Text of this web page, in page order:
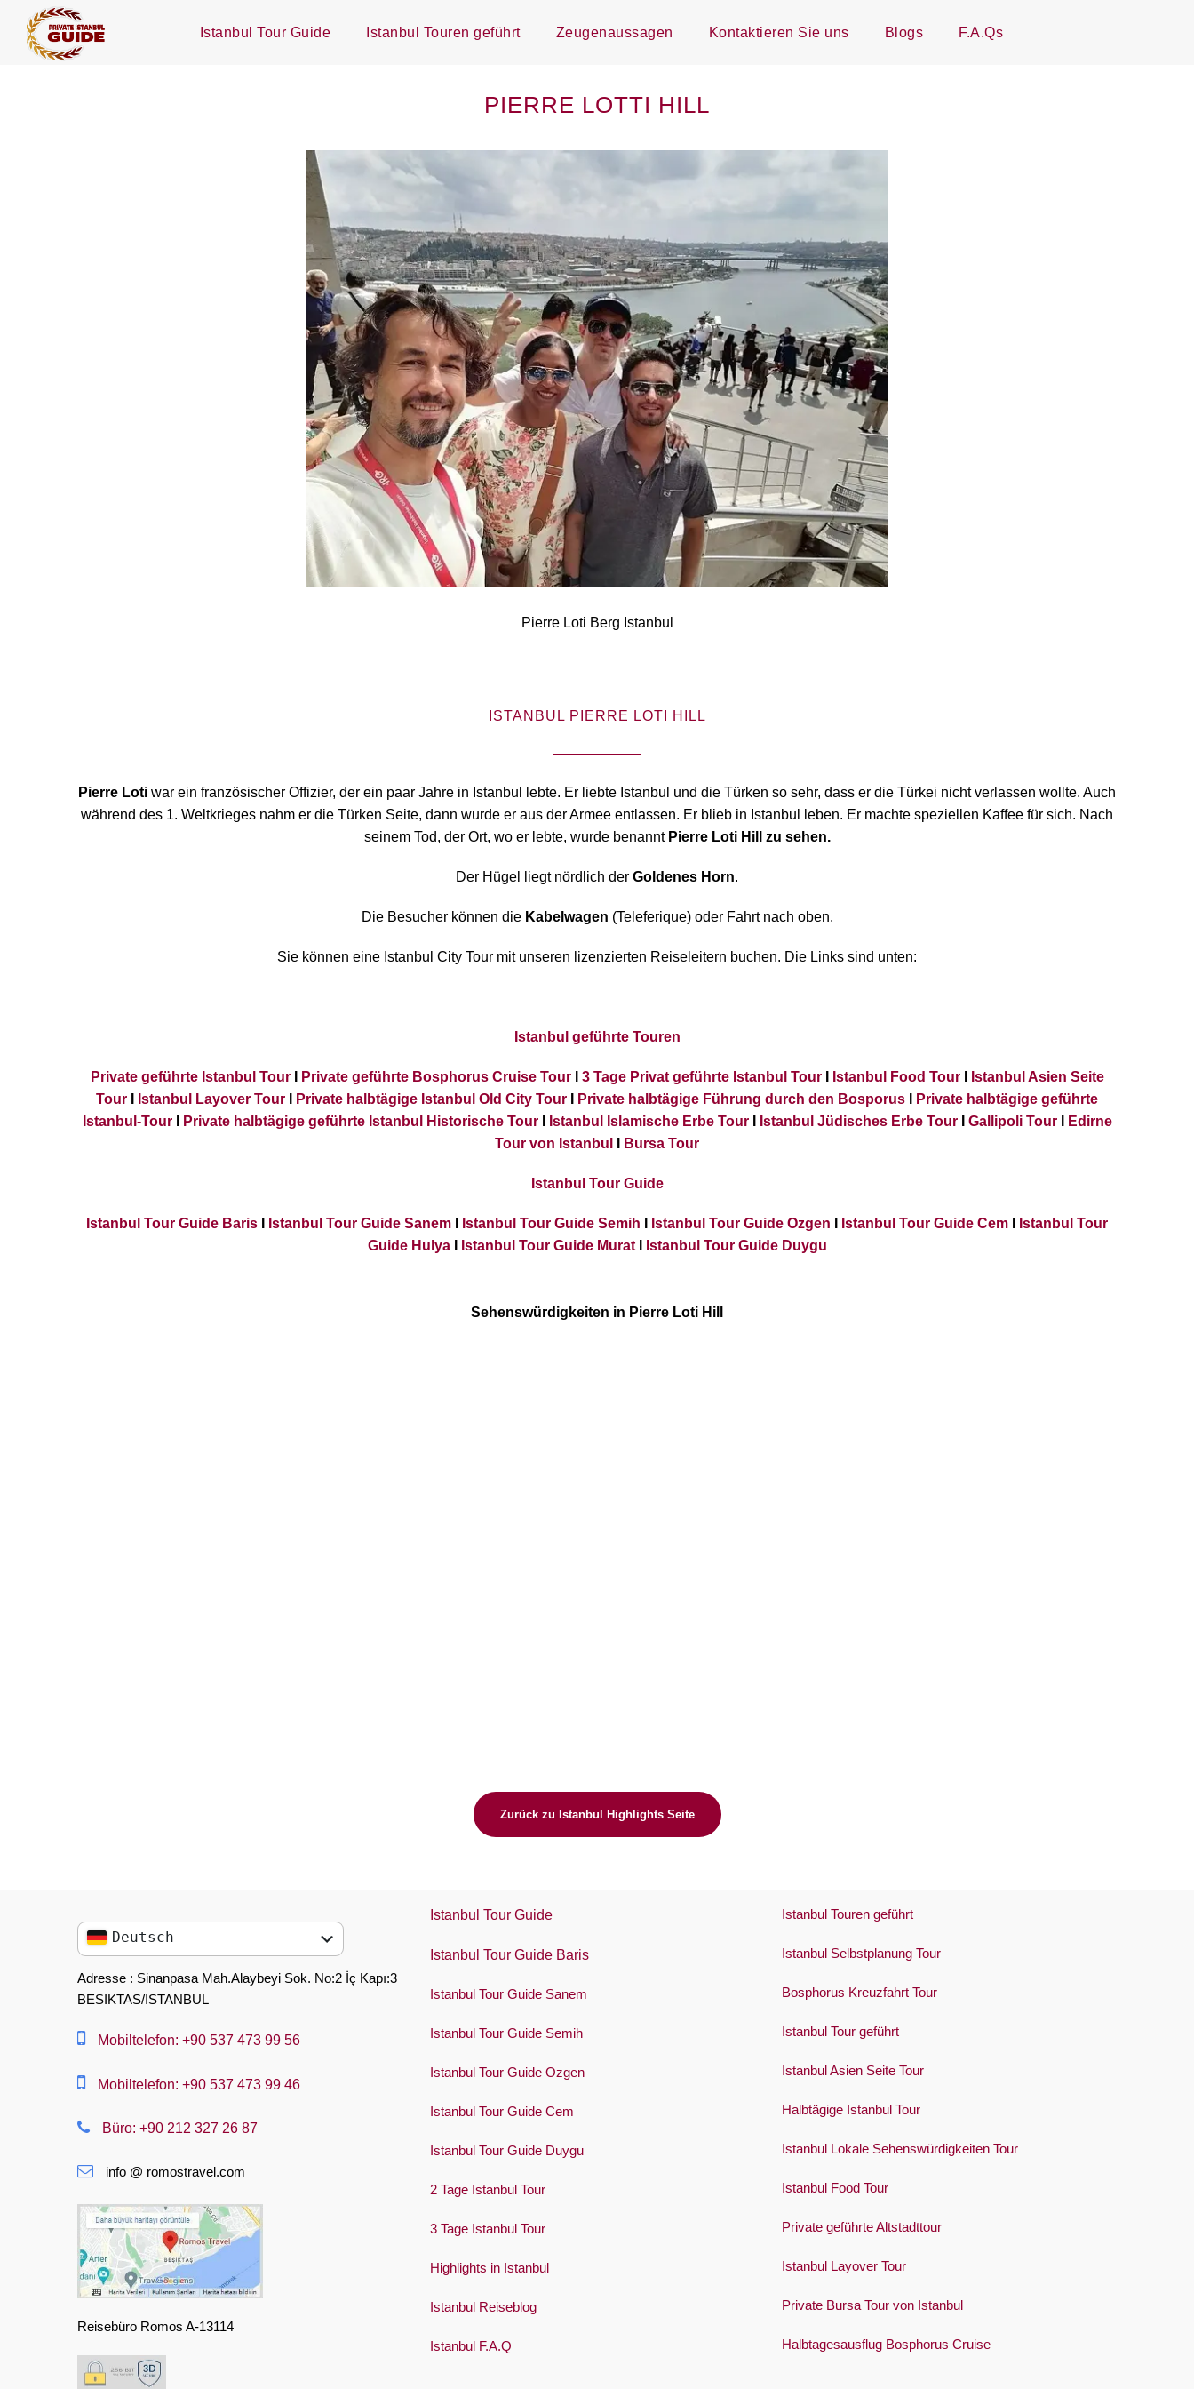
Istanbul Tour Guide Istanbul Touren geführt Zeugenaussagen Kontaktieren Sie uns Blogs F.A.Qs
PIERRE LOTTI HILL
Pierre Loti Berg Istanbul
ISTANBUL PIERRE LOTI HILL
Pierre Loti war ein französischer Offizier, der ein paar Jahre in Istanbul lebte. Er liebte Istanbul und die Türken so sehr, dass er die Türkei nicht verlassen wollte. Auch
während des 1. Weltkrieges nahm er die Türken Seite, dann wurde er aus der Armee entlassen. Er blieb in Istanbul leben. Er machte speziellen Kaffee für sich. Nach
seinem Tod, der Ort, wo er lebte, wurde benannt Pierre Loti Hill zu sehen.
Der Hügel liegt nördlich der Goldenes Horn.
Die Besucher können die Kabelwagen (Teleferique) oder Fahrt nach oben.
Sie können eine Istanbul City Tour mit unseren lizenzierten Reiseleitern buchen. Die Links sind unten:
Istanbul geführte Touren
Private geführte Istanbul TourI Private geführte Bosphorus Cruise TourI 3 Tage Privat geführte Istanbul TourI Istanbul Food TourI
Istanbul Asien Seite
Tour
Istanbul Layover Tour Private halbtägige Istanbul Old City Tour Private halbtägige Führung durch den Bosporus
Private halbtägige geführte
Istanbul-TourI Private halbtägige geführte Istanbul Historische TourI Istanbul Islamische Erbe TourI Istanbul Jüdisches Erbe TourI Gallipoli TourI
Edirne
Tour von Istanbul
Bursa Tour
Istanbul Tour Guide
Istanbul Tour Guide Baris Istanbul Tour Guide Sanem Istanbul Tour Guide Semih Istanbul Tour Guide Ozgen Istanbul Tour Guide Cem
Istanbul Tour
Guide HulyaI Istanbul Tour Guide MuratI Istanbul Tour Guide Duygu
Sehenswürdigkeiten in Pierre Loti Hill
Zurück zu Istanbul Highlights Seite
Deutsch
English
العربية
中文
Suomi
Français
Deutsch
Ελληνική
Indonesia
Adresse : Sinanpasa Mah.Alaybeyi Sok. No:2 İç Kapı:3
BESIKTAS/ISTANBUL
Mobiltelefon: +90 537 473 99 56
Mobiltelefon: +90 537 473 99 46
Büro: +90 212 327 26 87
info @ romostravel.com
Reisebüro Romos A-13114
Istanbul Tour Guide
Istanbul Tour Guide Baris
Istanbul Tour Guide Sanem
Istanbul Tour Guide Semih
Istanbul Tour Guide Ozgen
Istanbul Tour Guide Cem
Istanbul Tour Guide Duygu
2 Tage Istanbul Tour
3 Tage Istanbul Tour
Highlights in Istanbul
Istanbul Reiseblog
Istanbul F.A.Q
Istanbul Touren geführt
Istanbul Selbstplanung Tour
Bosphorus Kreuzfahrt Tour
Istanbul Tour geführt
Istanbul Asien Seite Tour
Halbtägige Istanbul Tour
Istanbul Lokale Sehenswürdigkeiten Tour
Istanbul Food Tour
Private geführte Altstadttour
Istanbul Layover Tour
Private Bursa Tour von Istanbul
Halbtagesausflug Bosphorus Cruise